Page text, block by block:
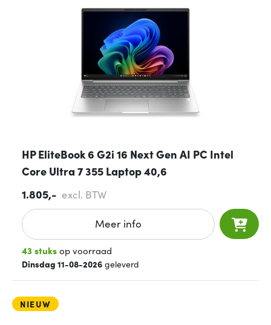
HP EliteBook 6 G2i 16 Next Gen AI PC Intel
Core Ultra 7 355 Laptop 40,6
1.805,- excl. BTW
Meer info
43 stuksop voorraad
Dinsdag 11-08-2026 geleverd
NIEUW